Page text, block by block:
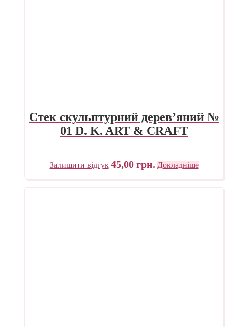
Стек скульптурний дерев’яний №
01 D. K. ART & CRAFT
Залишити відгук 45,00 грн. Докладніше